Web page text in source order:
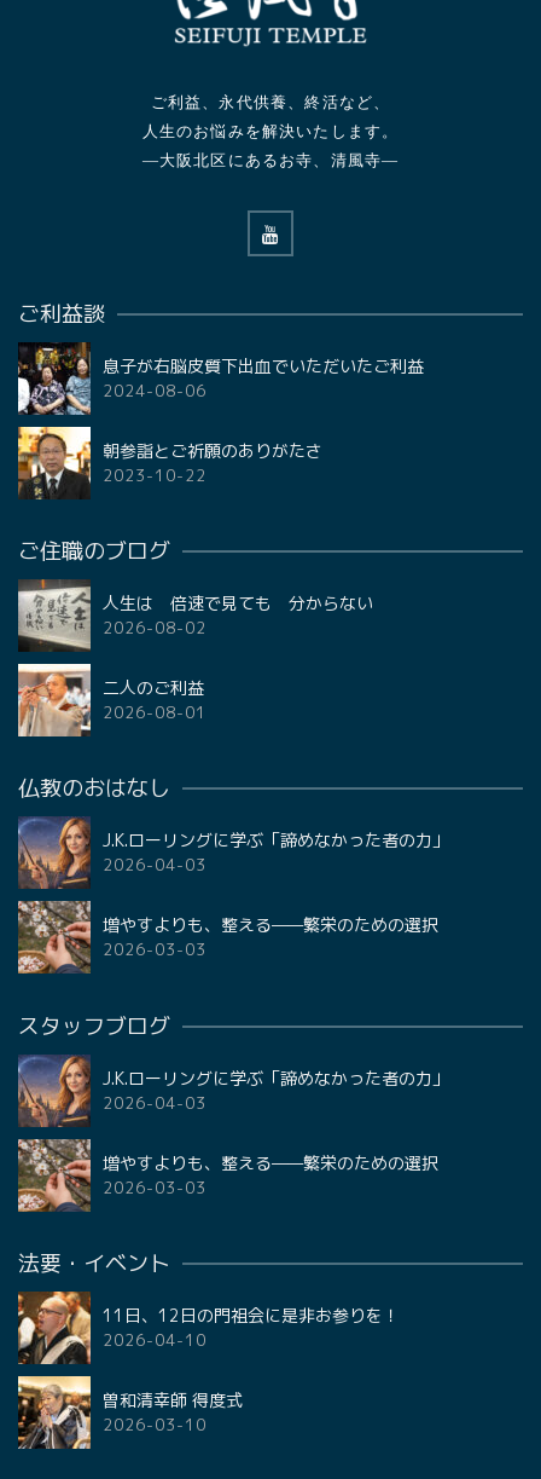
ご利益、永代供養、終活など、
人生のお悩みを解決いたします。
—大阪北区にあるお寺、清風寺—
ご利益談
息子が右脳皮質下出血でいただいたご利益
2024-08-06
朝参詣とご祈願のありがたさ
2023-10-22
ご住職のブログ
人生は 倍速で見ても 分からない
2026-08-02
二人のご利益
2026-08-01
仏教のおはなし
J.K.ローリングに学ぶ「諦めなかった者の力」
2026-04-03
増やすよりも、整える——繁栄のための選択
2026-03-03
スタッフブログ
J.K.ローリングに学ぶ「諦めなかった者の力」
2026-04-03
増やすよりも、整える——繁栄のための選択
2026-03-03
法要・イベント
11日、12日の門祖会に是非お参りを！
2026-04-10
曽和清幸師 得度式
2026-03-10